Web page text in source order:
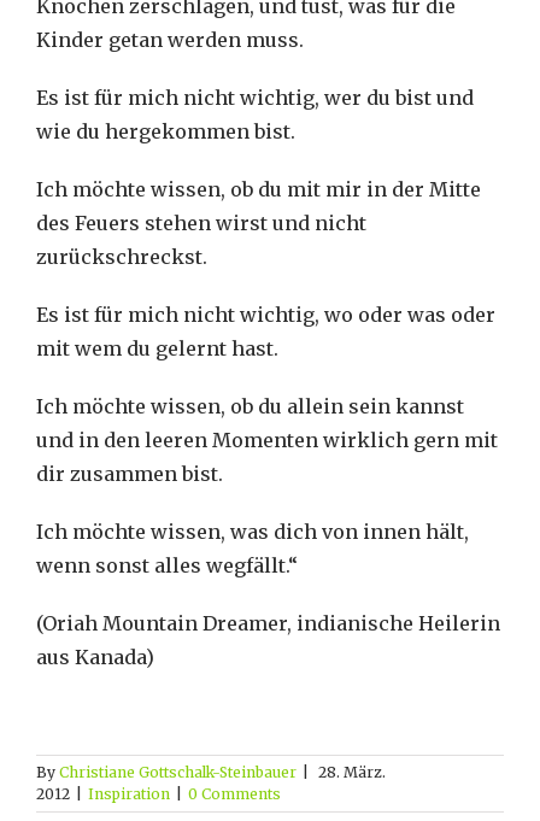
Knochen zerschlagen, und tust, was für die
Kinder getan werden muss.
Es ist für mich nicht wichtig, wer du bist und
wie du hergekommen bist.
Ich möchte wissen, ob du mit mir in der Mitte
des Feuers stehen wirst und nicht
zurückschreckst.
Es ist für mich nicht wichtig, wo oder was oder
mit wem du gelernt hast.
Ich möchte wissen, ob du allein sein kannst
und in den leeren Momenten wirklich gern mit
dir zusammen bist.
Ich möchte wissen, was dich von innen hält,
wenn sonst alles wegfällt.“
(Oriah Mountain Dreamer, indianische Heilerin
aus Kanada)
By Christiane Gottschalk-Steinbauer
28. März.
2012
Inspiration 0 Comments